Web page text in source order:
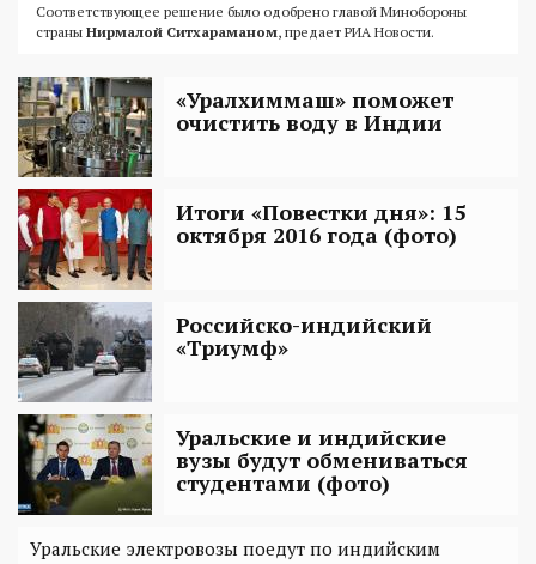
Соответствующее решение было одобрено главой Минобороны
страны Нирмалой Ситхараманом, предает РИА Новости.
«Уралхиммаш» поможет
очистить воду в Индии
Итоги «Повестки дня»: 15
октября 2016 года (фото)
Российско-индийский
«Триумф»
Уральские и индийские
вузы будут обмениваться
студентами (фото)
Уральские электровозы поедут по индийским